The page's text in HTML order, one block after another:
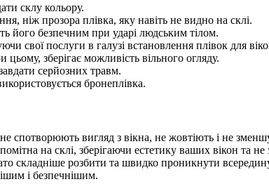
склу кольору.
ніж прозора плівка, яку навіть не видно на склі.
його безпечним при ударі людським тілом.
свої послуги в галузі встановлення плівок для
зберігає можливість вільного огляду.
серйозних травм.
бронеплівка.
вигляд з вікна, не жовтіють і не
на склі, зберігаючи естетику ваших вікон та
складніше розбити та швидко проникнути
і безпечнішим.